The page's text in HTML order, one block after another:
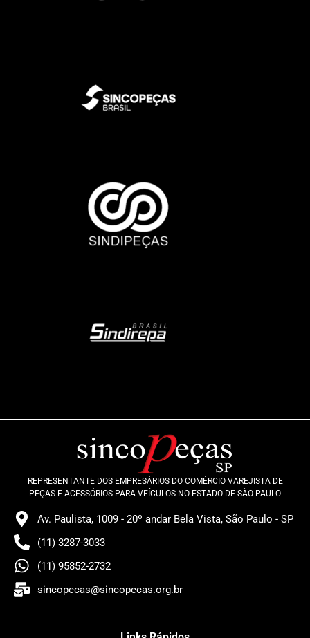
REPRESENTANTE DOS EMPRESÁRIOS DO COMÉRCIO VAREJISTA DE
PEÇAS E ACESSÓRIOS PARA VEÍCULOS NO ESTADO DE SÃO PAULO
Av. Paulista, 1009 - 20º andar Bela Vista, São Paulo - SP
(11) 3287-3033
(11) 95852-2732
sincopecas@sincopecas.org.br